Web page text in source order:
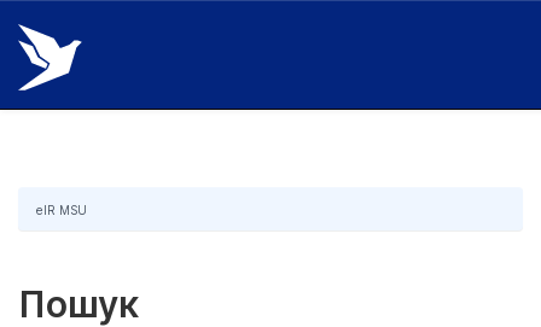
Skip
navigation
eIR MSU
Пошук